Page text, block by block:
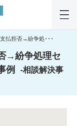
払拒否→紛争処･･･
→紛争処理セ
例
-相談解決事